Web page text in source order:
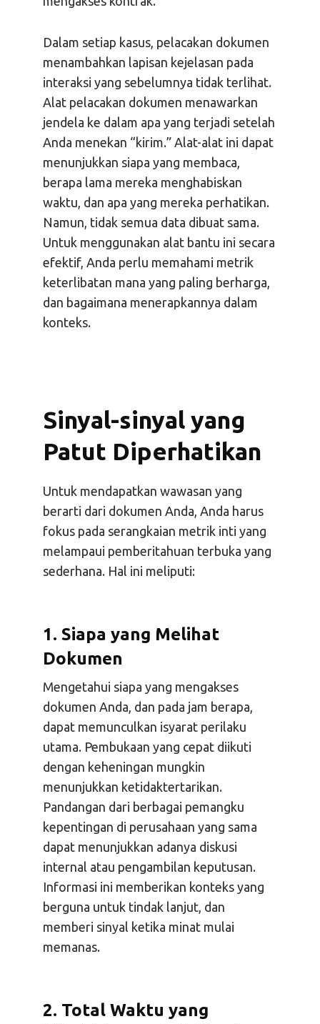
Dalam setiap kasus, pelacakan dokumen
menambahkan lapisan kejelasan pada
interaksi yang sebelumnya tidak terlihat.
Alat pelacakan dokumen menawarkan
jendela ke dalam apa yang terjadi setelah
Anda menekan “kirim.” Alat-alat ini dapat
menunjukkan siapa yang membaca,
berapa lama mereka menghabiskan
waktu, dan apa yang mereka perhatikan.
Namun, tidak semua data dibuat sama.
Untuk menggunakan alat bantu ini secara
efektif, Anda perlu memahami metrik
keterlibatan mana yang paling berharga,
dan bagaimana menerapkannya dalam
konteks.
Sinyal-sinyal yang
Patut Diperhatikan
Untuk mendapatkan wawasan yang
berarti dari dokumen Anda, Anda harus
fokus pada serangkaian metrik inti yang
melampaui pemberitahuan terbuka yang
sederhana. Hal ini meliputi:
1. Siapa yang Melihat
Dokumen
Mengetahui siapa yang mengakses
dokumen Anda, dan pada jam berapa,
dapat memunculkan isyarat perilaku
utama. Pembukaan yang cepat diikuti
dengan keheningan mungkin
menunjukkan ketidaktertarikan.
Pandangan dari berbagai pemangku
kepentingan di perusahaan yang sama
dapat menunjukkan adanya diskusi
internal atau pengambilan keputusan.
Informasi ini memberikan konteks yang
berguna untuk tindak lanjut, dan
memberi sinyal ketika minat mulai
memanas.
2. Total Waktu yang